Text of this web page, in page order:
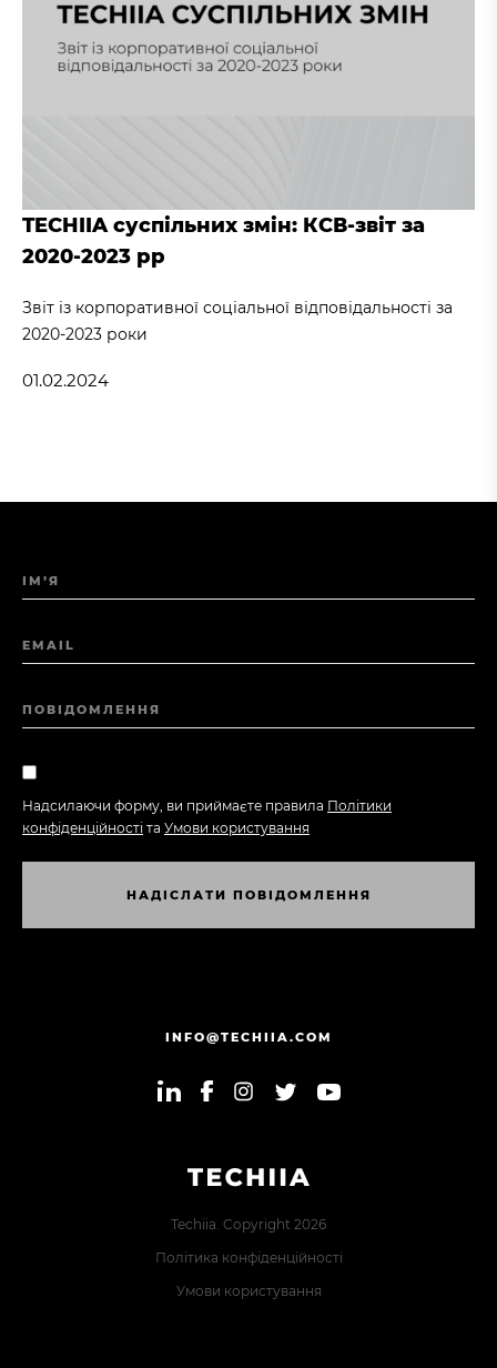
TECHIIA суспільних змін: КСВ-звіт за
2020-2023 рр
Звіт із корпоративної соціальної відповідальності за
2020-2023 роки
01.02.2024
Techiia. Copyright 2026
Політика конфіденційності
Умови користування
ІМ’Я
EMAIL
ПОВІДОМЛЕННЯ
Надсилаючи форму, ви приймаєте правила Політики
конфіденційності та Умови користування
НАДІ СЛ АТИ П ОВІ ДОМ Л ЕННЯ
INFO@TECHIIA.COM